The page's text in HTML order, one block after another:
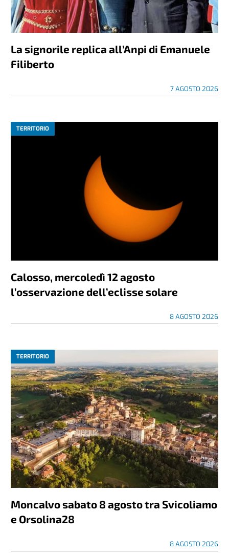
La signorile replica all’Anpi di Emanuele
Filiberto
7 AGOSTO 2026
TERRITORIO
Calosso, mercoledì 12 agosto
l’osservazione dell’eclisse solare
8 AGOSTO 2026
TERRITORIO
Moncalvo sabato 8 agosto tra Svicoliamo
e Orsolina28
8 AGOSTO 2026